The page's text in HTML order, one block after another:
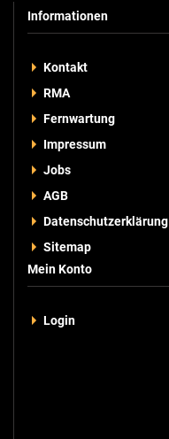
Informationen
Kontakt
RMA
Fernwartung
Impressum
Jobs
AGB
Datenschutzerklärung
Sitemap
Mein Konto
Login